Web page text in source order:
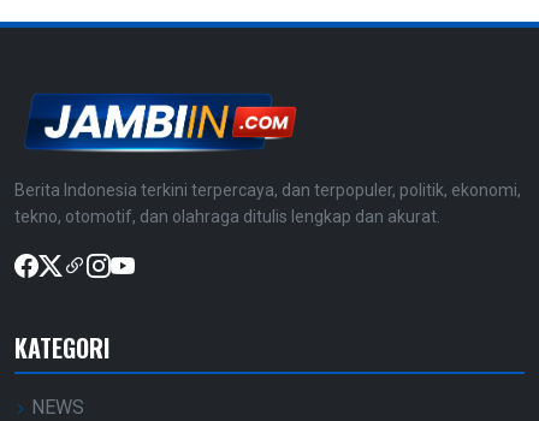
Berita Indonesia terkini terpercaya, dan terpopuler, politik, ekonomi,
tekno, otomotif, dan olahraga ditulis lengkap dan akurat.
KATEGORI
NEWS